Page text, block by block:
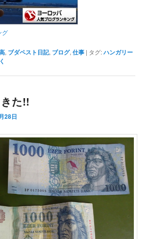
グ
, ブダペスト日記, ブログ,仕事 | タグ:ハンガリー
た!!
28日